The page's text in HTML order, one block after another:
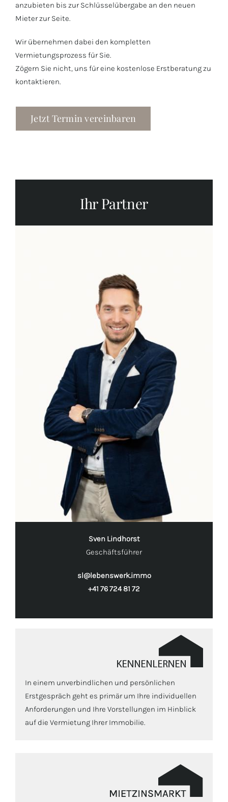
anzubieten bis zur Schlüsselübergabe an den neuen
Mieter zur Seite.
Wir übernehmen dabei den kompletten
Vermietungsprozess für Sie.
Zögern Sie nicht, uns für eine kostenlose Erstberatung zu
kontaktieren.
Jetzt Termin vereinbaren
Ihr Partner
Sven Lindhorst
Geschäftsführer
sl@lebenswerk.immo
+41 76 724 81 72
In einem unverbindlichen und persönlichen
Erstgespräch geht es primär um Ihre individuellen
Anforderungen und Ihre Vorstellungen im Hinblick
auf die Vermietung Ihrer Immobilie.